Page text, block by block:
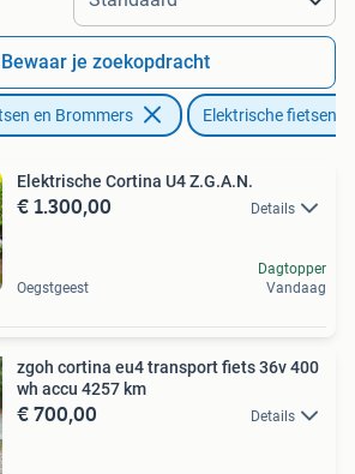
Bewaar je zoekopdracht
en Brommers Elektrische fietsen
Elektrische Cortina U4 Z.G.A.N.
€ 1.300,00 Details
Oegstgeest
Dagtopper
Vandaag
zgoh cortina eu4 transport fiets 36v 400
wh accu 4257 km
€ 700,00 Details